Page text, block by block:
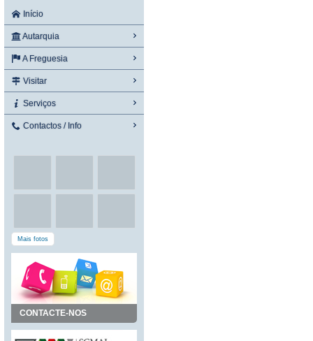
Início
Autarquia
A Freguesia
Visitar
Serviços
Contactos / Info
Mais fotos
CONTACTE-NOS